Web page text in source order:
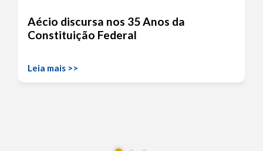
Aécio discursa nos 35 Anos da
Constituição Federal
Leia mais >>